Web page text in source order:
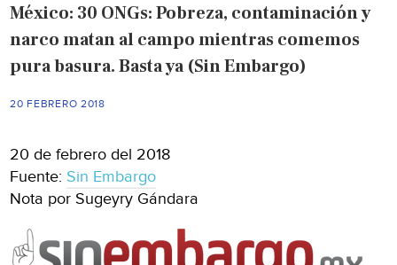
México: 30 ONGs: Pobreza, contaminación y
narco matan al campo mientras comemos
pura basura. Basta ya (Sin Embargo)
20 FEBRERO 2018
20 de febrero del 2018
Fuente: Sin Embargo
Nota por Sugeyry Gándara